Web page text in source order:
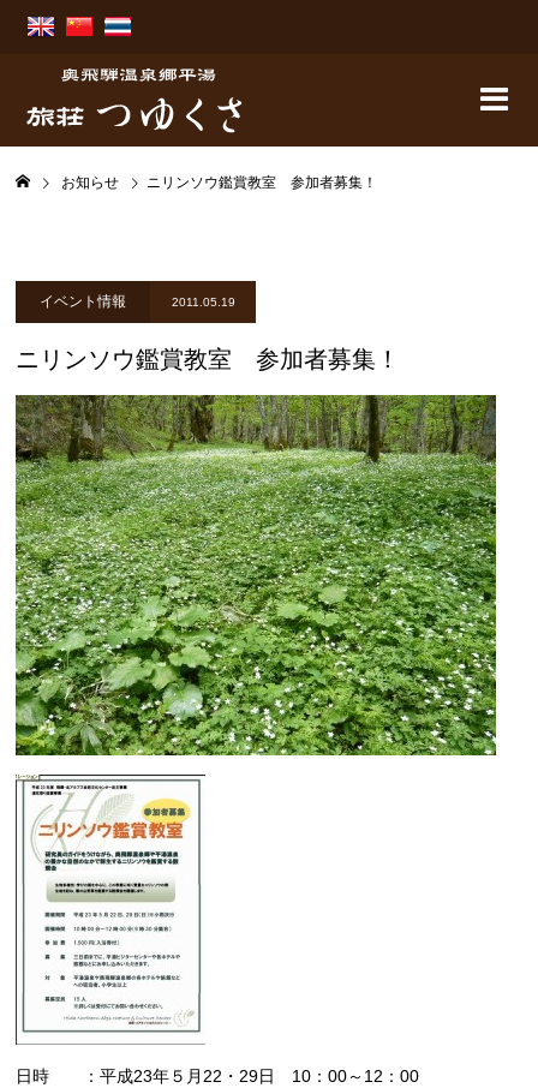
お知らせ ニリンソウ鑑賞教室 参加者募集！
イベント情報 2011.05.19
ニリンソウ鑑賞教室 参加者募集！
日時 ：平成23年５月22・29日 10：00～12：00